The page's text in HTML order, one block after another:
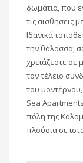
δωμάτια, που
τις αισθήσεις
Ιδανικά
την θάλασσα,
χρειάζεστε σε
τον τέλειο
του
Sea
πόλη της
πλούσια σε